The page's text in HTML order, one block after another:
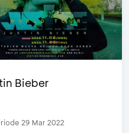
Bieber
29 Mar 2022